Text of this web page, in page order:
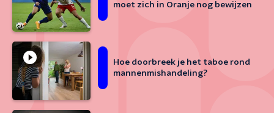
moet zich in Oranje nog bewijzen
Hoe doorbreek je het taboe rond
mannenmishandeling?